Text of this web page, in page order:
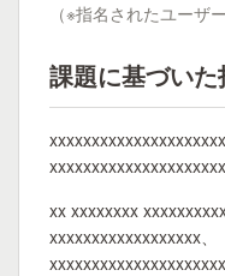
（※指名されたユーザ
課題に基づい
xx xxxxxxxx
xxxxxxxxxxxxxxxxxx、